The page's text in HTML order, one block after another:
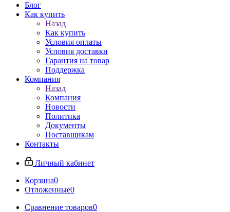
Блог
Как купить
Назад
Как купить
Условия оплаты
Условия доставки
Гарантия на товар
Поддержка
Компания
Назад
Компания
Новости
Политика
Документы
Поставщикам
Контакты
Личный кабинет
Корзина0
Отложенные0
Сравнение товаров0